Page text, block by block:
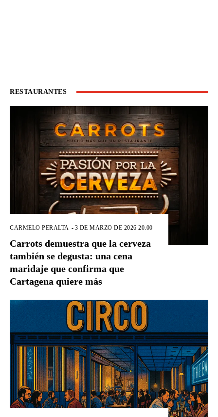
RESTAURANTES
CARMELO PERALTA - 3 DE MARZO DE 2026 20:00
Carrots demuestra que la cerveza
también se degusta: una cena
maridaje que confirma que
Cartagena quiere más